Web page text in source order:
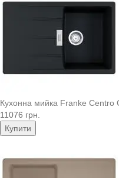
Кухонна мийка Franke Centro
11076 грн.
Купити